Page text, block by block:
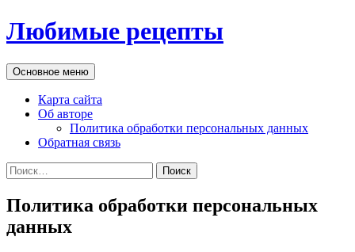
Перейти
к
Любимые рецепты
Поиск
Основное меню
Карта сайта
Об авторе
Политика обработки персональных данных
Обратная связь
Найти:
Политика обработки персональных
данных